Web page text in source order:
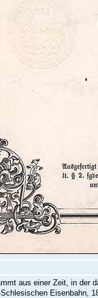
aus einer Zeit, in der
Eisenbahn,